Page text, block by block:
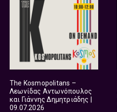
The Kosmopolitans –
Λεωνίδας Αντωνόπουλος
και Γιάννης Δημητριάδης |
09.07.2026